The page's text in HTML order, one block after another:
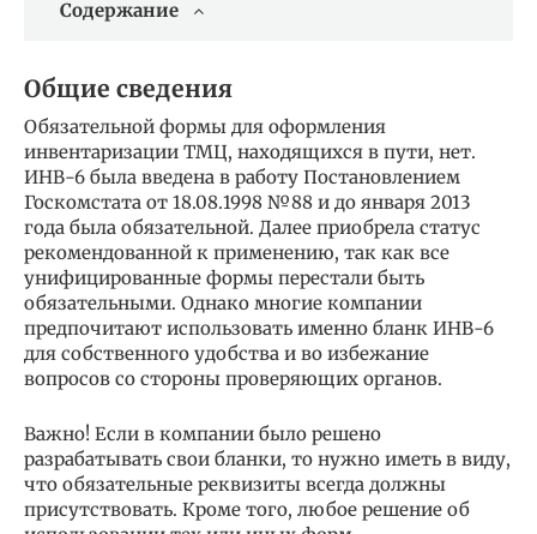
Содержание
Общие сведения
Обязательной формы для оформления
инвентаризации ТМЦ, находящихся в пути, нет.
ИНВ-6 была введена в работу Постановлением
Госкомстата от 18.08.1998 №88 и до января 2013
года была обязательной. Далее приобрела статус
рекомендованной к применению, так как все
унифицированные формы перестали быть
обязательными. Однако многие компании
предпочитают использовать именно бланк ИНВ-6
для собственного удобства и во избежание
вопросов со стороны проверяющих органов.
Важно! Если в компании было решено
разрабатывать свои бланки, то нужно иметь в виду,
что обязательные реквизиты всегда должны
присутствовать. Кроме того, любое решение об